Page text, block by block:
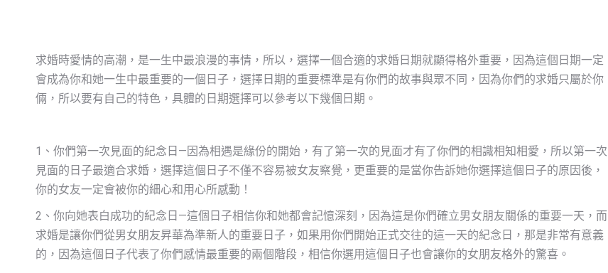
求婚時愛情的高潮，是一生中最浪漫的事情，所以，選擇一個合適的求婚日期就顯得格外重要，因為這個日期一定
會成為你和她一生中最重要的一個日子，選擇日期的重要標準是有你們的故事與眾不同，因為你們的求婚只屬於你
倆，所以要有自己的特色，具體的日期選擇可以參考以下幾個日期。
1、你們第一次見面的紀念日—因為相遇是緣份的開始，有了第一次的見面才有了你們的相識相知相愛，所以第一次
見面的日子最適合求婚，選擇這個日子不僅不容易被女友察覺，更重要的是當你告訴她你選擇這個日子的原因後，
你的女友一定會被你的細心和用心所感動！
2、你向她表白成功的紀念日—這個日子相信你和她都會記憶深刻，因為這是你們確立男女朋友關係的重要一天，而
求婚是讓你們從男女朋友昇華為準新人的重要日子，如果用你們開始正式交往的這一天的紀念日，那是非常有意義
的，因為這個日子代表了你們感情最重要的兩個階段，相信你選用這個日子也會讓你的女朋友格外的驚喜。